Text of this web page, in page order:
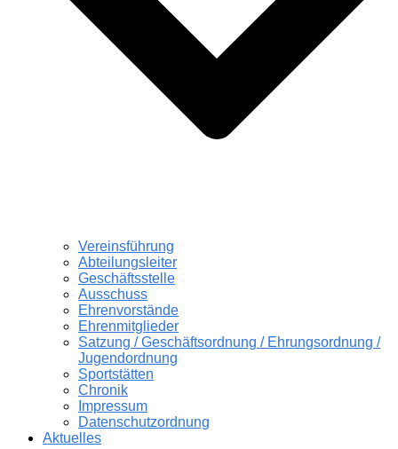
Vereinsführung
Abteilungsleiter
Geschäftsstelle
Ausschuss
Ehrenvorstände
Ehrenmitglieder
Satzung / Geschäftsordnung / Ehrungsordnung /
Jugendordnung
Sportstätten
Chronik
Impressum
Datenschutzordnung
Aktuelles